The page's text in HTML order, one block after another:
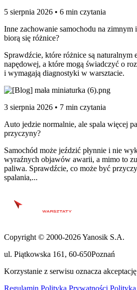
5 sierpnia 2026 • 6 min czytania
Inne zachowanie samochodu na zimnym
biorą się różnice?
Sprawdźcie, które różnice są naturalnym
napędowej, a które mogą świadczyć o
i wymagają diagnostyki w warsztacie.
3 sierpnia 2026 • 7 min czytania
Auto jedzie normalnie, ale spala więcej
przyczyny?
Samochód może jeździć płynnie i nie
wyraźnych objawów awarii, a mimo to
paliwa. Sprawdźcie, co może być
spalania,...
Copyright © 2000-2026 Yanosik S.A.
ul. Piątkowska 161 , 60-650Poznań
Korzystanie z serwisu oznacza akceptację
Regulamin Polityka Prywatności